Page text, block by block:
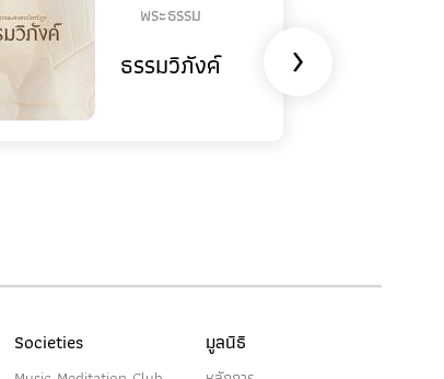
พระธรรม
ธรรมวิภังค์ ›
Societies มูลนิธิ